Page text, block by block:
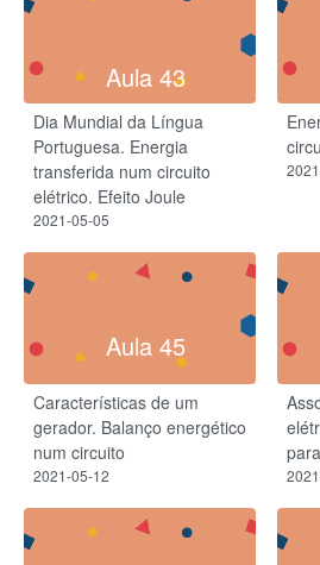
Aula 43
Dia Mundial da Língua
Portuguesa. Energia
transferida num circuito
elétrico. Efeito Joule
2021-05-05
Aula 45
Características de um
gerador. Balanço energético
num circuito
2021-05-12